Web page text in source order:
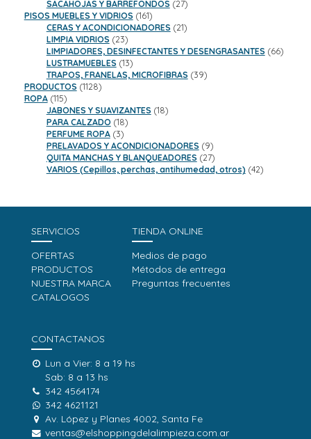
productos
SACAHOJAS Y BARREFONDOS 2727
PISOS MUEBLES Y VIDRIOS 161161
productos
CERAS Y ACONDICIONADORES 2121
LIMPIA VIDRIOS 2323
productos
LIMPIADORES, DESINFECTANTES Y DESENGRASANTES 6666
LUSTRAMUEBLES 1313
productos
TRAPOS, FRANELAS, MICROFIBRAS 3939
PRODUCTOS 11281128
ROPA 115115
productos
JABONES Y SUAVIZANTES 1818
PARA CALZADO 1818
PERFUME ROPA 33
productos
PRELAVADOS Y ACONDICIONADORES 99
productos
QUITA MANCHAS Y BLANQUEADORES 2727
productos
VARIOS (Cepillos, perchas, antihumedad, otros) 4242
SERVICIOS
OFERTAS
PRODUCTOS
NUESTRA MARCA
CATALOGOS
TIENDA ONLINE
Medios de pago
Métodos de entrega
Preguntas frecuentes
CONTACTANOS
Lun a Vier: 8 a 19 hs
Sab: 8 a 13 hs
342 4564174
342 4621121
Av. López y Planes 4002, Santa Fe
ventas@elshoppingdelalimpieza.com.ar